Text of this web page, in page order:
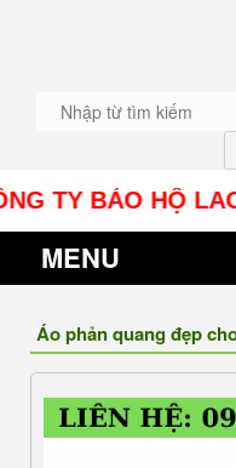
BẢO HỘ LAO
MENU
Áo phản quang đẹp